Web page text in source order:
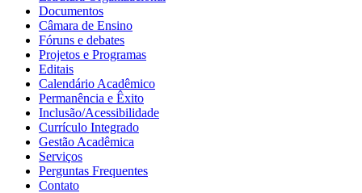
Documentos
Câmara de Ensino
Fóruns e debates
Projetos e Programas
Editais
Calendário Acadêmico
Permanência e Êxito
Inclusão/Acessibilidade
Currículo Integrado
Gestão Acadêmica
Serviços
Perguntas Frequentes
Contato